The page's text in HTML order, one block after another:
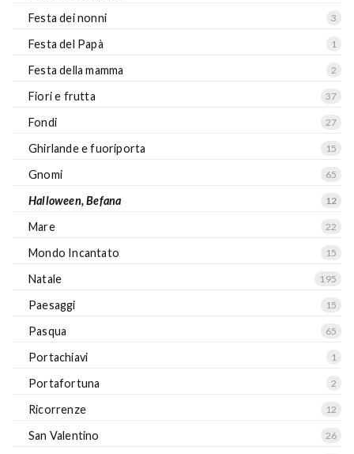
Festa dei nonni 3
Festa del Papà 1
Festa della mamma 2
Fiori e frutta 37
Fondi 27
Ghirlande e fuoriporta 15
Gnomi 65
Halloween, Befana 12
Mare 22
Mondo Incantato 15
Natale 195
Paesaggi 15
Pasqua 65
Portachiavi 1
Portafortuna 2
Ricorrenze 12
San Valentino 26